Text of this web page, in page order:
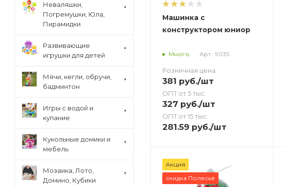
Машинка с
конструктором юниор
Много Арт.: 9035
Розничная цена
381 руб./шт
ОПТ от 5 тыс.
327 руб./шт
ОПТ от 15 тыс.
281.59 руб./шт
Акция
скидка Полесье
Неваляшки,
Погремушки, Юла,
Пирамидки
Развивающие
игрушки для детей
Мячи, кегли, обручи,
бадминтон
Игры с водой и
купание
Кукольные домики и
мебель
Мозаика, Лото,
Домино, Кубики